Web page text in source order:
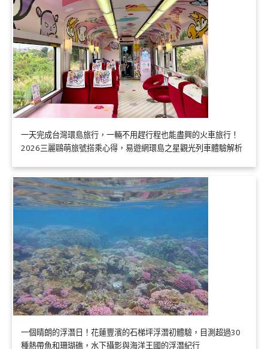
一天完成台灣環島旅行，一輛不用趕行程也能盡興的火車旅行！
2026三麗鷗萌旅號搭乘心得，易遊網環島之星觀光列車體驗解析
一個晴朗的浮潛日！花蓮豐濱的石梯坪浮潛初體驗，目測超過30
種熱帶魚和珊瑚礁，水下攝影與海洋王國的浮潛紀行